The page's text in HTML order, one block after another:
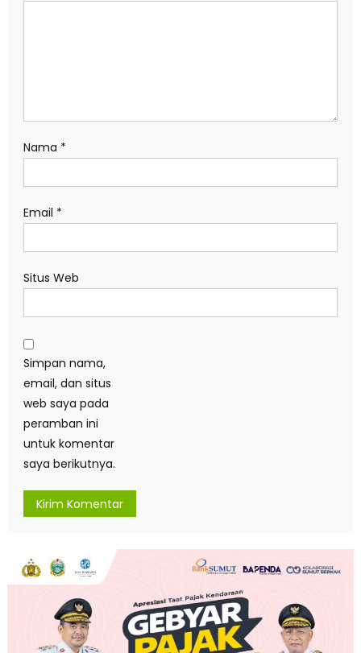
Nama *
Email *
Situs Web
Simpan nama,
email, dan situs
web saya pada
peramban ini
untuk komentar
saya berikutnya.